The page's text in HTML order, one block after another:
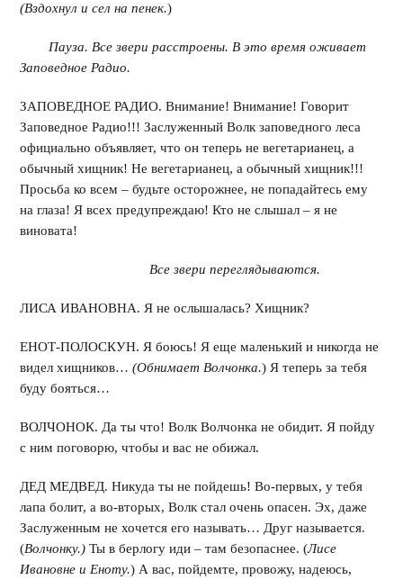
(Вздохнул и сел на пенек.)
Пауза. Все звери расстроены. В это время оживает
Заповедное Радио.
ЗАПОВЕДНОЕ РАДИО. Внимание! Внимание! Говорит
Заповедное Радио!!! Заслуженный Волк заповедного леса
официально объявляет, что он теперь не вегетарианец, а
обычный хищник! Не вегетарианец, а обычный хищник!!!
Просьба ко всем – будьте осторожнее, не попадайтесь ему
на глаза! Я всех предупреждаю! Кто не слышал – я не
виновата!
Все звери переглядываются.
ЛИСА ИВАНОВНА. Я не ослышалась? Хищник?
ЕНОТ-ПОЛОСКУН. Я боюсь! Я еще маленький и никогда не
видел хищников…(Обнимает Волчонка.) Я теперь за тебя
буду бояться…
ВОЛЧОНОК. Да ты что! Волк Волчонка не обидит. Я пойду
с ним поговорю, чтобы и вас не обижал.
ДЕД МЕДВЕД. Никуда ты не пойдешь! Во-первых, у тебя
лапа болит, а во-вторых, Волк стал очень опасен. Эх, даже
Заслуженным не хочется его называть… Друг называется.
(Волчонку.) Ты в берлогу иди – там безопаснее. (Лисе
Ивановне и Еноту.) А вас, пойдемте, провожу, надеюсь,